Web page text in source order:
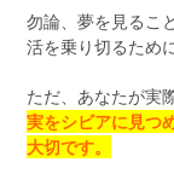
勿論、夢を見るこ
活を乗り切るため
ただ、あなたが実
実をシビアに見つ
大切です。